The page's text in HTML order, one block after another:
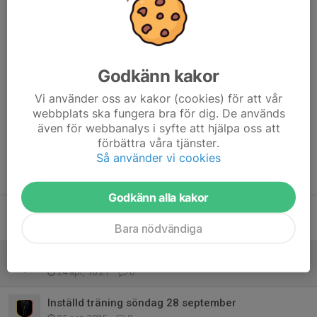
Dela nyhet
Träning Söndag 31/5 inställd
0
24 apr, 10:21 0
Inställd träning söndag 28 september
Godkänn kakor
Vi använder oss av kakor (cookies) för att vår
webbplats ska fungera bra för dig. De används
även för webbanalys i syfte att hjälpa oss att
förbättra våra tjänster.
Så använder vi cookies
Godkänn alla kakor
Bara nödvändiga